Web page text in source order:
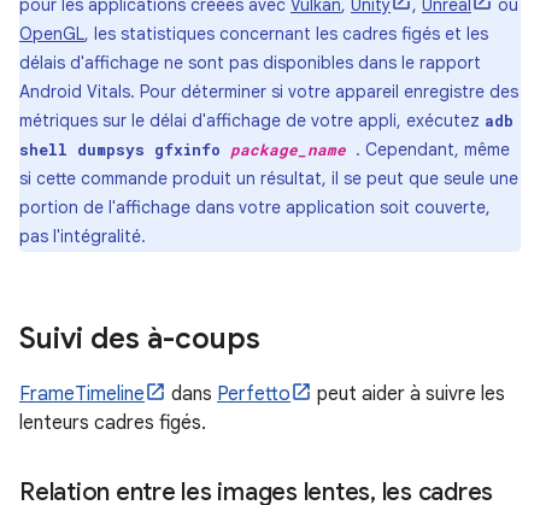
pour les applications créées avec Vulkan, Unity , Unreal
ou
OpenGL, les statistiques concernant les cadres figés et les
délais d'affichage ne sont pas disponibles dans le rapport
Android Vitals. Pour déterminer si votre appareil enregistre des
métriques sur le délai d'affichage de votre appli, exécutez adb
shell dumpsys gfxinfo package_name . Cependant, même
si cette commande produit un résultat, il se peut que seule une
portion de l'affichage dans votre application soit couverte,
pas l'intégralité.
Suivi des à-coups
FrameTimeline dans Perfetto
peut aider à suivre les
lenteurs cadres figés.
Relation entre les images lentes, les cadres